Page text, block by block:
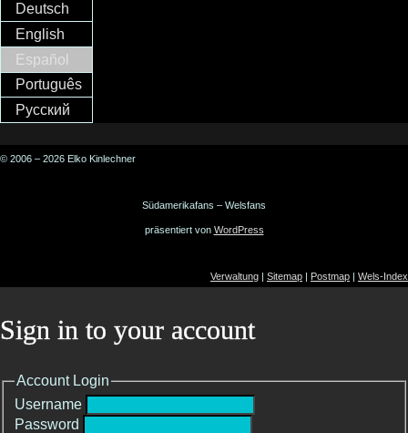
Deutsch
English
Español
Português
Русский
© 2006 – 2026 Elko Kinlechner
Südamerikafans – Welsfans
präsentiert von WordPress
Verwaltung Sitemap Postmap Wels-Index
Sign in to your account
Account Login
Username
Password